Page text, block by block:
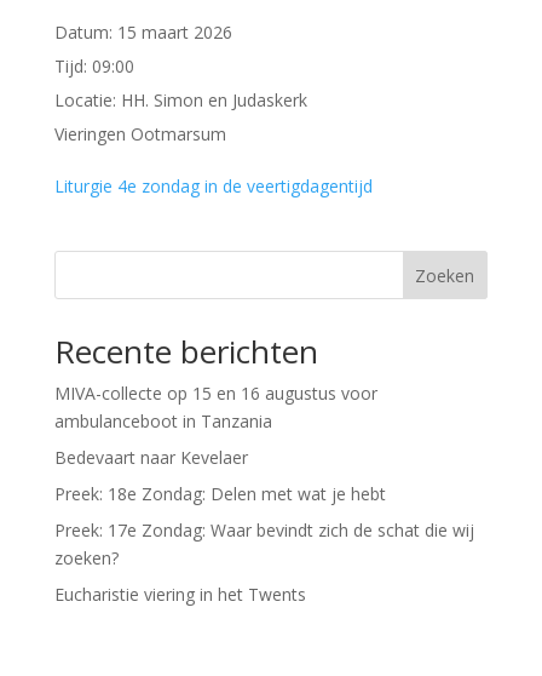
Datum: 15 maart 2026
Tijd: 09:00
Locatie: HH. Simon en Judaskerk
Vieringen Ootmarsum
Liturgie 4e zondag in de veertigdagentijd
Zoeken
Recente berichten
MIVA-collecte op 15 en 16 augustus voor
ambulanceboot in Tanzania
Bedevaart naar Kevelaer
Preek: 18e Zondag: Delen met wat je hebt
Preek: 17e Zondag: Waar bevindt zich de schat die wij
zoeken?
Eucharistie viering in het Twents